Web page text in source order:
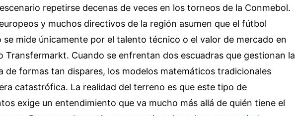
repetirse decenas de veces en los torneos de la Conmebol.
y muchos directivos de la región asumen que el fútbol
se mide únicamente por el talento técnico o el valor de mercado en
Transfermarkt. Cuando se enfrentan dos escuadras que gestionan la
de formas tan dispares, los modelos matemáticos tradicionales
catastrófica. La realidad del terreno es que este tipo de
exige un entendimiento que va mucho más allá de quién tiene el